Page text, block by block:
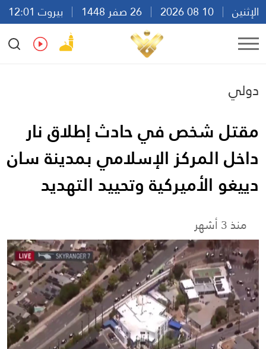
الإثنين
بيروت 12:01
Ar
En Fr Es
دولي
مقتل شخص في حادث إطلاق نار
داخل المركز الإسلامي بمدينة سان
دييغو الأميركية وتحييد التهديد
منذ 3 أشهر